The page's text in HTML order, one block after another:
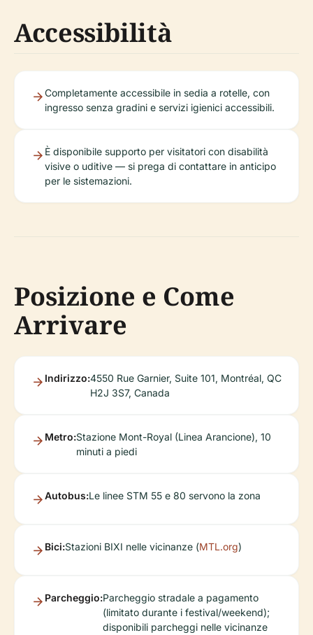
Accessibilità
Completamente accessibile in sedia a rotelle, con
ingresso senza gradini e servizi igienici accessibili.
È disponibile supporto per visitatori con disabilità
visive o uditive — si prega di contattare in anticipo
per le sistemazioni.
Posizione e Come
Arrivare
Indirizzo:4550 Rue Garnier, Suite 101, Montréal, QC
H2J 3S7, Canada
Metro:Stazione Mont-Royal (Linea Arancione), 10
minuti a piedi
Autobus:Le linee STM 55 e 80 servono la zona
Bici:Stazioni BIXI nelle vicinanze (MTL.org)
Parcheggio:Parcheggio stradale a pagamento
(limitato durante i festival/weekend);
disponibili parcheggi nelle vicinanze